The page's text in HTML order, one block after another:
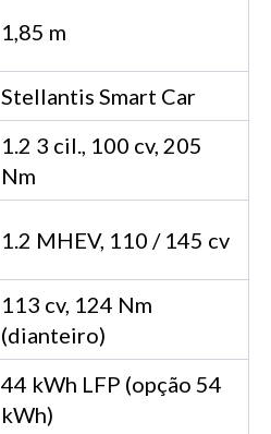
1,85 m
Stellantis Smart Car
1.2 3 cil., 100 cv, 205
Nm
1.2 MHEV, 110 / 145 cv
113 cv, 124 Nm
(dianteiro)
44 kWh LFP (opção 54
kWh)